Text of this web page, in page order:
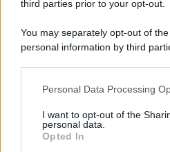
third parties prior to your opt-out.
You may separately opt-out of
personal information by third
This information may also be
disclose it to other third parties.
Please note that this website/app
Personal Data Processing
I want to opt-out of the
personal data.
Opted In